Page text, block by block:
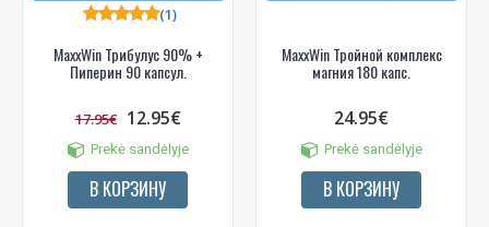
MaxxWin Трибулус 90% +
Пиперин 90 капсул.
(1)
17.95€ 12.95€
Prekė sandėlyje
В КОРЗИНУ
MaxxWin Тройной комплекс
магния 180 капс.
24.95€
Prekė sandėlyje
В КОРЗИНУ